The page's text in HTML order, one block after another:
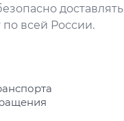
доставлять
всей России.